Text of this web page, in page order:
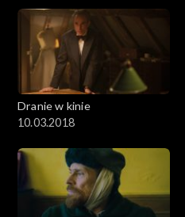
Dranie w kinie
10.03.2018